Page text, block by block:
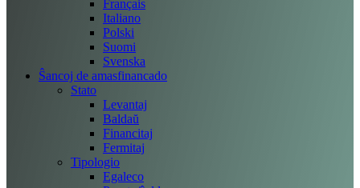
Français
Italiano
Polski
Suomi
Svenska
Ŝancoj de amasfinancado
Stato
Levantaj
Baldaŭ
Financitaj
Fermitaj
Tipologio
Egaleco